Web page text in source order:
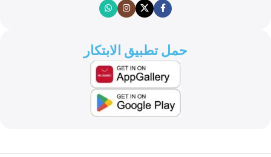
حمل تطبيق الابتكار